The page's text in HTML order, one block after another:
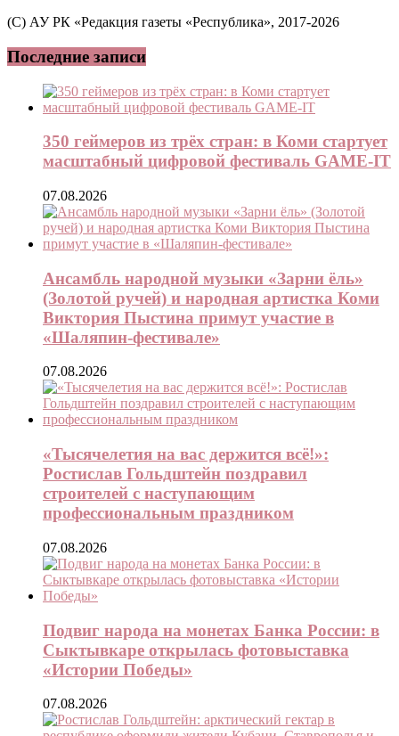
(C) АУ РК «Редакция газеты «Республика», 2017-2026
Последние записи
350 геймеров из трёх стран: в Коми стартует
масштабный цифровой фестиваль GAME-IT
07.08.2026
Ансамбль народной музыки «Зарни ёль»
(Золотой ручей) и народная артистка Коми
Виктория Пыстина примут участие в
«Шаляпин-фестивале»
07.08.2026
«Тысячелетия на вас держится всё!»:
Ростислав Гольдштейн поздравил
строителей с наступающим
профессиональным праздником
07.08.2026
Подвиг народа на монетах Банка России: в
Сыктывкаре открылась фотовыставка
«Истории Победы»
07.08.2026